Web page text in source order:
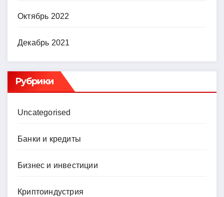
Октябрь 2022
Декабрь 2021
Рубрики
Uncategorised
Банки и кредиты
Бизнес и инвестиции
Криптоиндустрия